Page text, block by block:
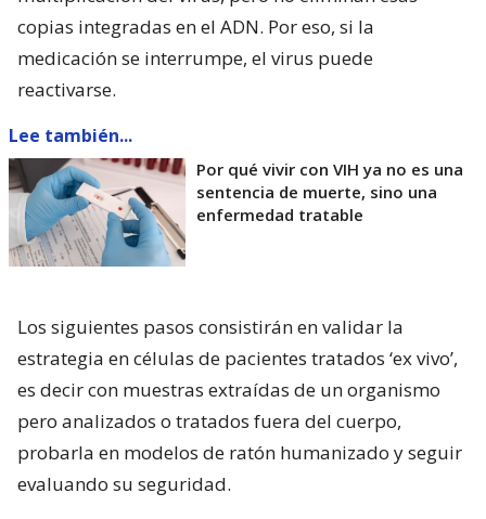
copias integradas en el ADN. Por eso, si la
medicación se interrumpe, el virus puede
reactivarse.
Lee también...
Por qué vivir con VIH ya no es una
sentencia de muerte, sino una
enfermedad tratable
Los siguientes pasos consistirán en validar la
estrategia en células de pacientes tratados ‘ex vivo’,
es decir con muestras extraídas de un organismo
pero analizados o tratados fuera del cuerpo,
probarla en modelos de ratón humanizado y seguir
evaluando su seguridad.